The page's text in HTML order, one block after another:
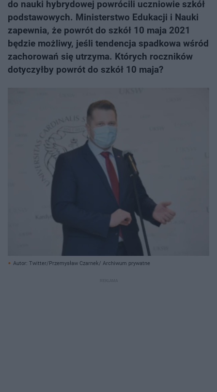
do nauki hybrydowej powrócili uczniowie szkół
podstawowych. Ministerstwo Edukacji i Nauki
zapewnia, że powrót do szkół 10 maja 2021
będzie możliwy, jeśli tendencja spadkowa wśród
zachorowań się utrzyma. Których roczników
dotyczyłby powrót do szkół 10 maja?
Autor: Twitter/Przemysław Czarnek/ Archiwum prywatne